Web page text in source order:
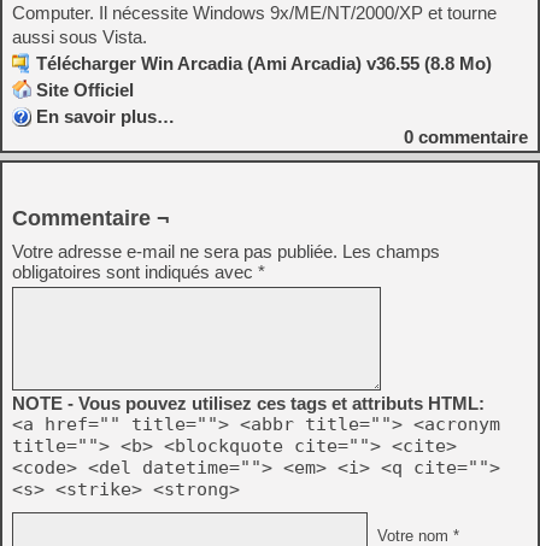
Computer. Il nécessite Windows 9x/ME/NT/2000/XP et tourne
aussi sous Vista.
Télécharger Win Arcadia (Ami Arcadia) v36.55 (8.8 Mo)
Site Officiel
En savoir plus…
0 commentaire
Commentaire ¬
Votre adresse e-mail ne sera pas publiée. Les champs
obligatoires sont indiqués avec *
NOTE - Vous pouvez utilisez ces tags et attributs HTML:
<a href="" title=""> <abbr title=""> <acronym
title=""> <b> <blockquote cite=""> <cite>
<code> <del datetime=""> <em> <i> <q cite="">
<s> <strike> <strong>
Votre nom *